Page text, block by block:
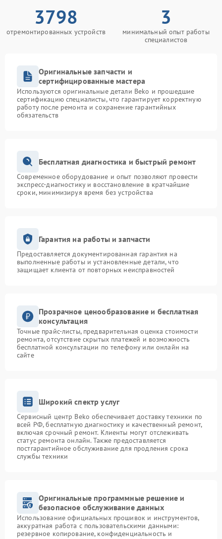
3798
отремонтированных устройств
3
минимальный опыт работы
специалистов
Оригинальные запчасти и
сертифицированные мастера
Используются оригинальные детали Beko и прошедшие
сертификацию специалисты, что гарантирует корректную
работу после ремонта и сохранение гарантийных
обязательств
Бесплатная диагностика и быстрый ремонт
Современное оборудование и опыт позволяют провести
экспресс-диагностику и восстановление в кратчайшие
сроки, минимизируя время без устройства
Гарантия на работы и запчасти
Предоставляется документированная гарантия на
выполненные работы и установленные детали, что
защищает клиента от повторных неисправностей
Прозрачное ценообразование и бесплатная
консультация
Точные прайс-листы, предварительная оценка стоимости
ремонта, отсутствие скрытых платежей и возможность
бесплатной консультации по телефону или онлайн на
сайте
Широкий спектр услуг
Сервисный центр Beko обеспечивает доставку техники по
всей РФ, бесплатную диагностику и качественный ремонт,
включая срочный ремонт. Клиенты могут отслеживать
статус ремонта онлайн. Также предоставляется
постгарантийное обслуживание для продления срока
службы техники
Оригинальные программные решение и
безопасное обслуживание данных
Использование официальных прошивок и инструментов,
аккуратная работа с пользовательскими данными:
резервное копирование, конфиденциальность и